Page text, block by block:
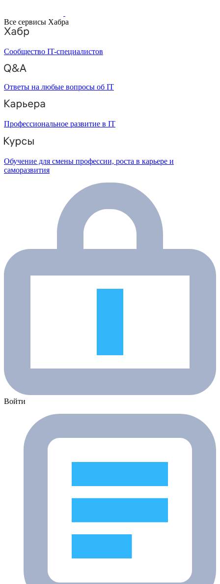
Все сервисы Хабра
Сообщество IT-специалистов
Ответы на любые вопросы об IT
Профессиональное развитие в IT
Обучение для смены профессии, роста в карьере и
саморазвития
Войти